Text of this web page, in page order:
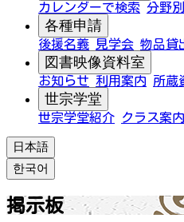
カレンダーで検索 分野
各種申請
後援名義 見学会 物品貸
図書映像資料室
お知らせ 利用案内 所蔵
世宗学堂
世宗学堂紹介 クラス案内
日本語
한국어
掲示板